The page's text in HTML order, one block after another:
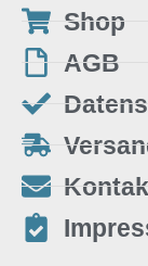
Shop
AGB